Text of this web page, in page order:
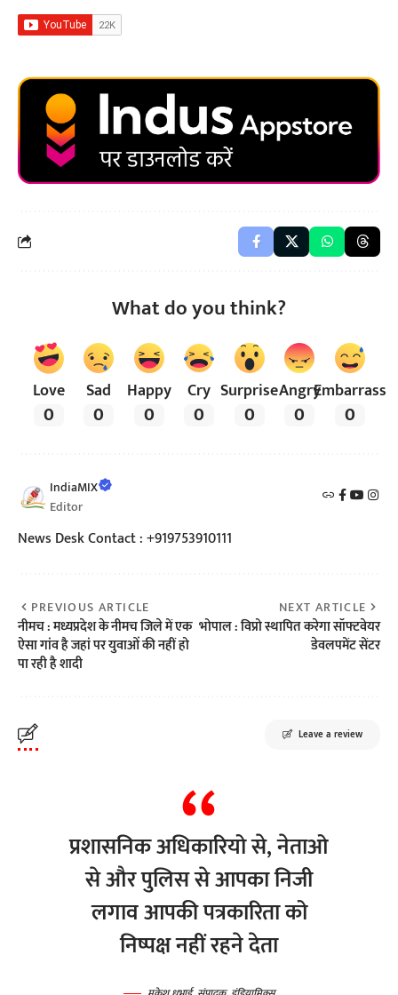
What do you think?
Love
0
Sad
0
Happy
0
Cry
0
Surprise
0
Angry
0
Embarrass
0
IndiaMIX
Editor
News Desk Contact : +919753910111
PREVIOUS ARTICLE
नीमच : मध्यप्रदेश के नीमच जिले में एक
ऐसा गांव है जहां पर युवाओं की नहीं हो
पा रही है शादी
NEXT ARTICLE
भोपाल : विप्रो स्थापित करेगा सॉफ्टवेयर
डेवलपमेंट सेंटर
Leave a review
प्रशासनिक अधिकारियो से, नेताओ
से और पुलिस से आपका निजी
लगाव आपकी पत्रकारिता को
निष्पक्ष नहीं रहने देता